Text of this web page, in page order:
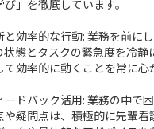
び」を徹底しています。
効率的な行動: 業務を前に
状態とタスクの緊急度を冷静
効率的に動くことを常に心
ドバック活用: 業務の中で困
や疑問点は、積極的に先輩看